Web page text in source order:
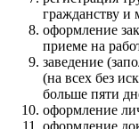
гражданству и
оформление
приеме на
заведение
(на всех без
больше пяти
оформление
оформление